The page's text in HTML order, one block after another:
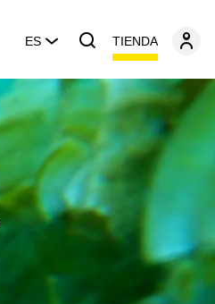
ES TIENDA